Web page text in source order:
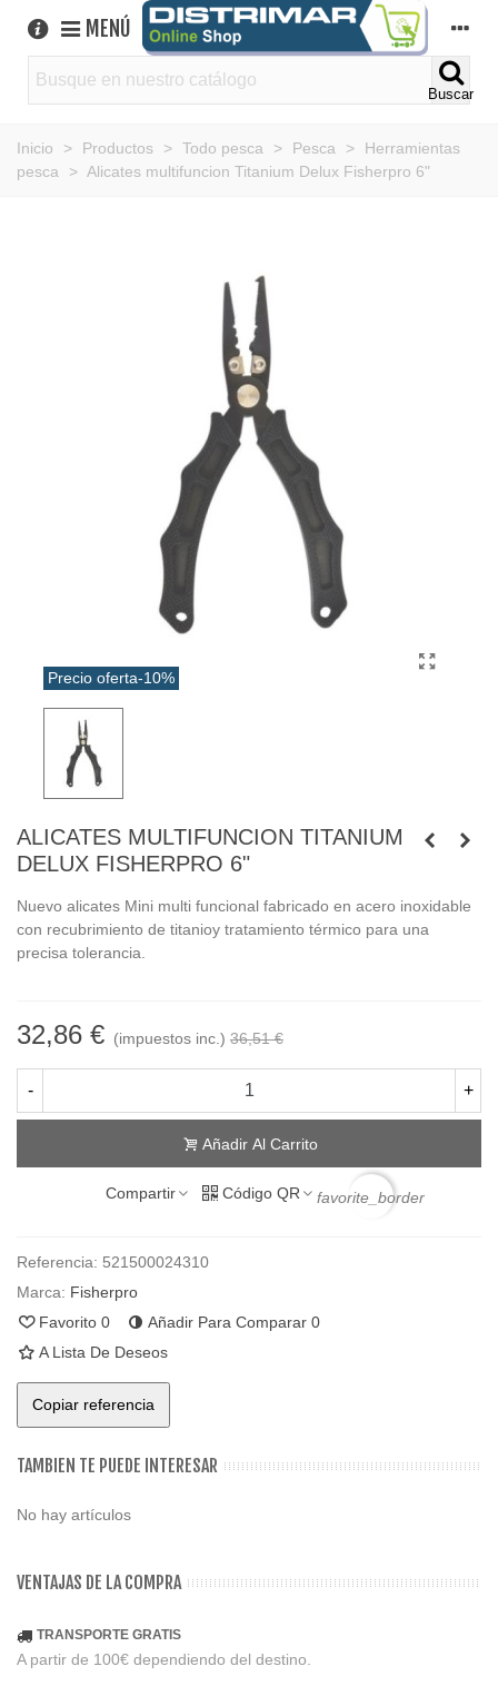
MENÚ
Buscar
Inicio > Productos > Todo pesca > Pesca >
Herramientas
pesca
> Alicates multifuncion Titanium Delux Fisherpro 6"
Precio oferta-10%
ALICATES MULTIFUNCION TITANIUM
DELUX FISHERPRO 6"
Nuevo alicates Mini multi funcional fabricado en acero inoxidable
con recubrimiento de titanioy tratamiento térmico para una
precisa tolerancia.
32,86 € (impuestos inc.) 36,51 €
- +
Añadir Al Carrito
Compartir Código QR favorite_border
Referencia: 521500024310
Marca: Fisherpro
Favorito 0 Añadir Para Comparar 0
A Lista De Deseos
Copiar referencia
TAMBIEN TE PUEDE INTERESAR
No hay artículos
VENTAJAS DE LA COMPRA
TRANSPORTE GRATIS
A partir de 100€ dependiendo del destino.